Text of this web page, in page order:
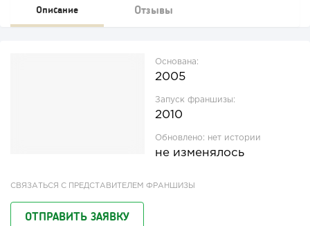
Описание Отзывы
Основана:
2005
Запуск франшизы:
2010
Обновлено: нет истории
не изменялось
СВЯЗАТЬСЯ С ПРЕДСТАВИТЕЛЕМ ФРАНШИЗЫ
ОТПРАВИТЬ ЗАЯВКУ